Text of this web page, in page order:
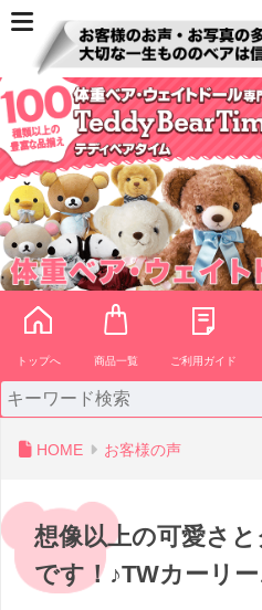
トップへ 商品一覧 ご利用ガイド
HOME お客様の声
想像以上の可愛さ
です！♪TWカーリー